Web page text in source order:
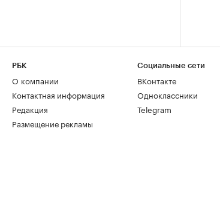
РБК
О компании
Контактная информация
Редакция
Размещение рекламы
Социальные сети
ВКонтакте
Одноклассники
Telegram